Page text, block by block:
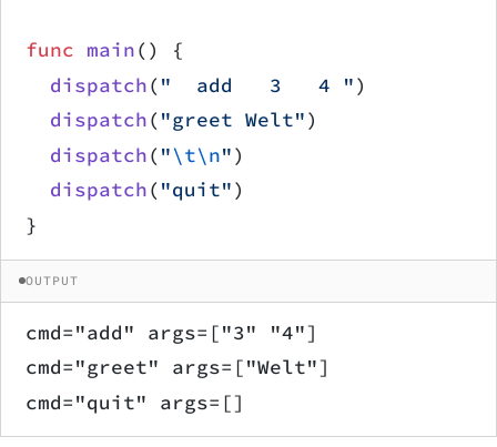
func main() {
	dispatch
( "  add   3   4 ")
	dispatch
( "greet Welt")
	dispatch
( "\t\n")
	dispatch
( "quit")
}
OUTPUT
cmd="add" args=["3" "4"]
cmd="greet" args=["Welt"]
cmd="quit" args=[]